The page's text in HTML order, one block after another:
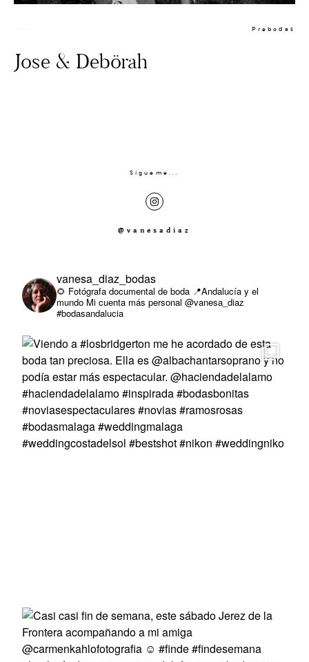
Prebodas
Jose & Debörah
Sígueme...
@vanesadiaz
vanesa_diaz_bodas
🌻 Fotógrafa documental de boda 📍Andalucía y el
mundo Mi cuenta más personal @vanesa_diaz
#bodasandalucia